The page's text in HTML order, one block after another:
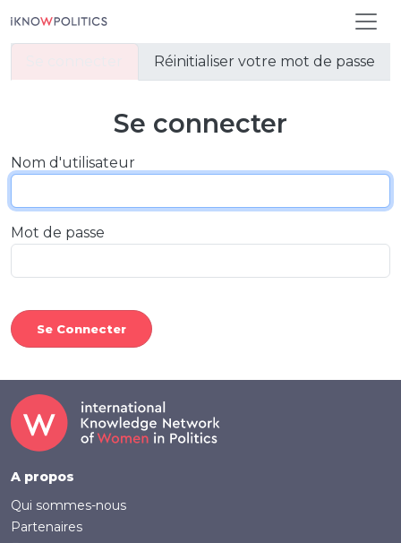
Onglets principauxRéinitialiser votre mot de passe
Se connecter
Nom d'utilisateur
Mot de passe
Se Connecter
Footer
A propos
Qui sommes-nous
Partenaires